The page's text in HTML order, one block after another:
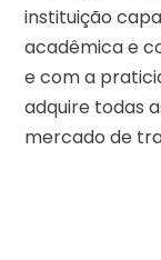
instituição
acadêmica e
e com a
adquire todas
mercado de